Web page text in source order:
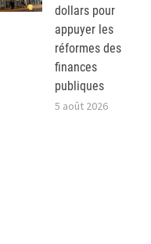
dollars pour
appuyer les
réformes des
finances
publiques
5 août 2026